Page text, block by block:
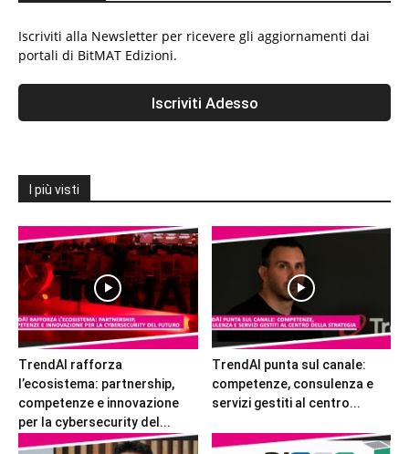
Iscriviti alla Newsletter per ricevere gli aggiornamenti dai
portali di BitMAT Edizioni.
I più visti
TrendAI rafforza
l’ecosistema: partnership,
competenze e innovazione
per la cybersecurity del...
TrendAI punta sul canale:
competenze, consulenza e
servizi gestiti al centro...